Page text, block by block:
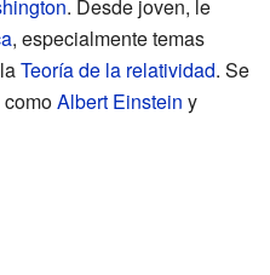
. Desde joven, le
, especialmente temas
Teoría de la relatividad. Se
Albert Einstein y